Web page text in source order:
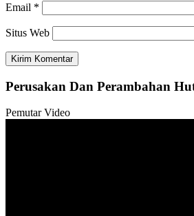
Email *
Situs Web
Perusakan Dan Perambahan
Pemutar Video